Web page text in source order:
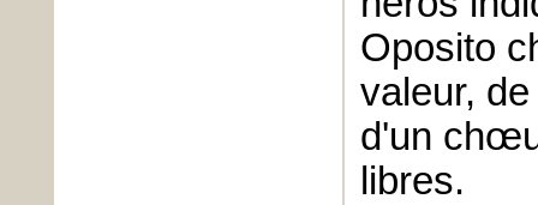
Oposito
valeur,
d'un
libres.